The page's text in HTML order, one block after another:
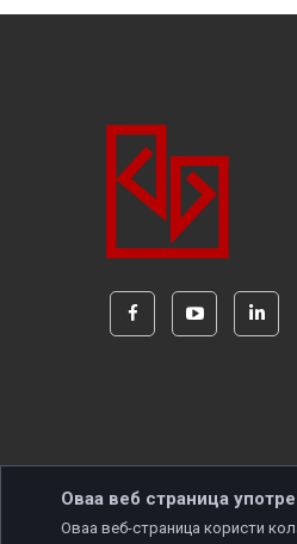
Оваа веб страница
Оваа веб-страница користи